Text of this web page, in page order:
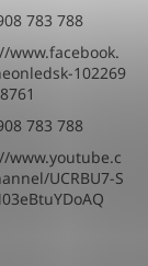
783 788
www.facebook.
102269
783 788
www.youtube.c
UCRBU7-S